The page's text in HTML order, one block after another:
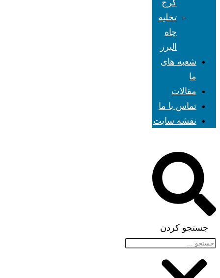
کرج
تخلیه
چاه
البرز
شعبه های
ما
مقالات
تماس با ما
نقشه سایت
جستجو کردن